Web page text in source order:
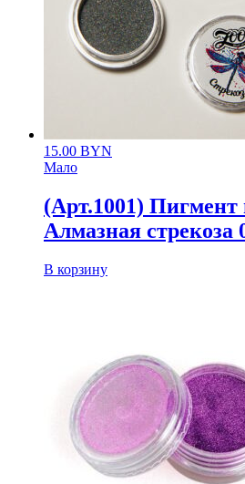
15.00 BYN
Мало
(Арт.1001) Пигмент
Алмазная стрекоза
В корзину